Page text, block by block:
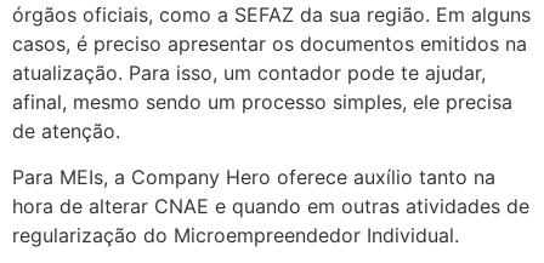
órgãos oficiais, como a SEFAZ da sua região. Em alguns
casos, é preciso apresentar os documentos emitidos na
atualização. Para isso, um contador pode te ajudar,
afinal, mesmo sendo um processo simples, ele precisa
de atenção.
Para MEIs, a Company Hero oferece auxílio tanto na
hora de alterar CNAE e quando em outras atividades de
regularização do Microempreendedor Individual.